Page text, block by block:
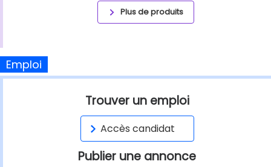
Plus de produits
Emploi
Trouver un emploi
Accès candidat
Publier une annonce